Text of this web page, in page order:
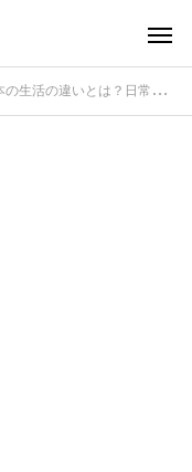
とは？日常で感じる文化ギャップに驚き！